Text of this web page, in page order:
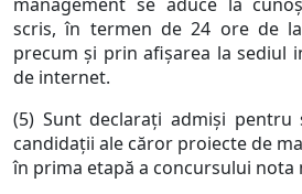
scris, în termen de 24 ore de la
precum şi prin afişarea la sediul
de internet.
(5) Sunt declaraţi admişi pentru
candidaţii ale căror proiecte de
în prima etapă a concursului nota